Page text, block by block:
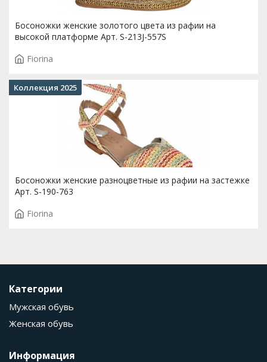
Босоножки женские золотого цвета из рафии на
высокой платформе Арт. S-213J-557S
Fiorina
Босоножки женские разноцветные из рафии на застежке
Арт. S-190-763
Fiorina
Коллекция 2025
Категории
Мужская обувь
Женская обувь
Информация